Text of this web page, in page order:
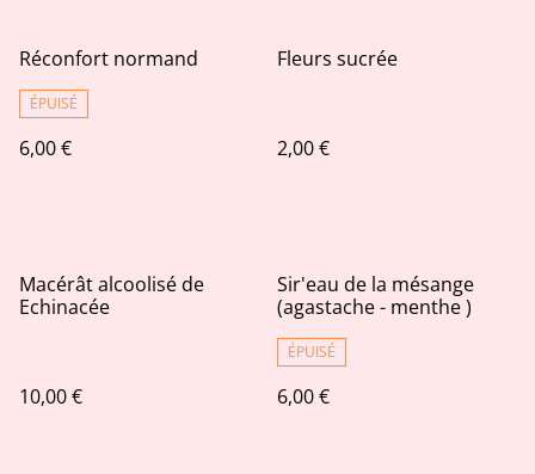
Réconfort normand
ÉPUISÉ
6,00 €
Fleurs sucrée
2,00 €
Macérât alcoolisé de
Echinacée
10,00 €
Sir'eau de la mésange
(agastache - menthe )
ÉPUISÉ
6,00 €